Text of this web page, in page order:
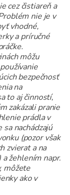
cez čistiareň a
nie je v
vhodné,
a príručné
môžu
bezpečnosť
na
to aj činností,
zakázali pranie
prádla v
nachádzajú
(pozor však
zvierat a na
žehlením napr.
môžete
ako v